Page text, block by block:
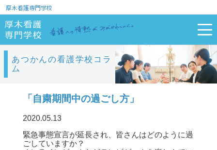
厚木看護専門学校
あつかんの看護学校コラ
ム
「自粛期間中の過ごし方」
2020.05.13
緊急事態宣言が延長され、皆さんはどのように過
ごしていますか？